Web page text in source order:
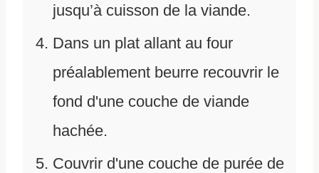
jusqu’à cuisson de la viande.
Dans un plat allant au four
préalablement beurre recouvrir le
fond d'une couche de viande
hachée.
Couvrir d'une couche de purée de